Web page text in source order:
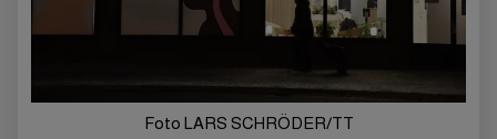
Foto LARS SCHRÖDER/TT